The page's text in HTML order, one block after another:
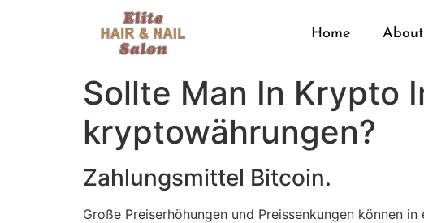
Home About
Sollte Man In Krypto
kryptowährungen?
Zahlungsmittel Bitcoin.
Große Preiserhöhungen und Preissenkungen können